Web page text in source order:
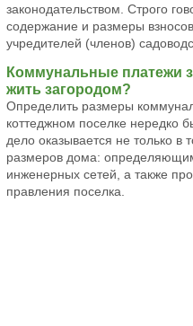
законодательством. Строго
содержание и размеры
учредителей (членов)
Коммунальные платежи
жить загородом?
Определить размеры
коттеджном поселке нередко
дело оказывается не только в
размеров дома:
инженерных сетей, а также
правления поселка.